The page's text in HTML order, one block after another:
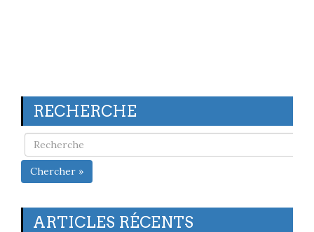
RECHERCHE
Chercher »
ARTICLES RÉCENTS